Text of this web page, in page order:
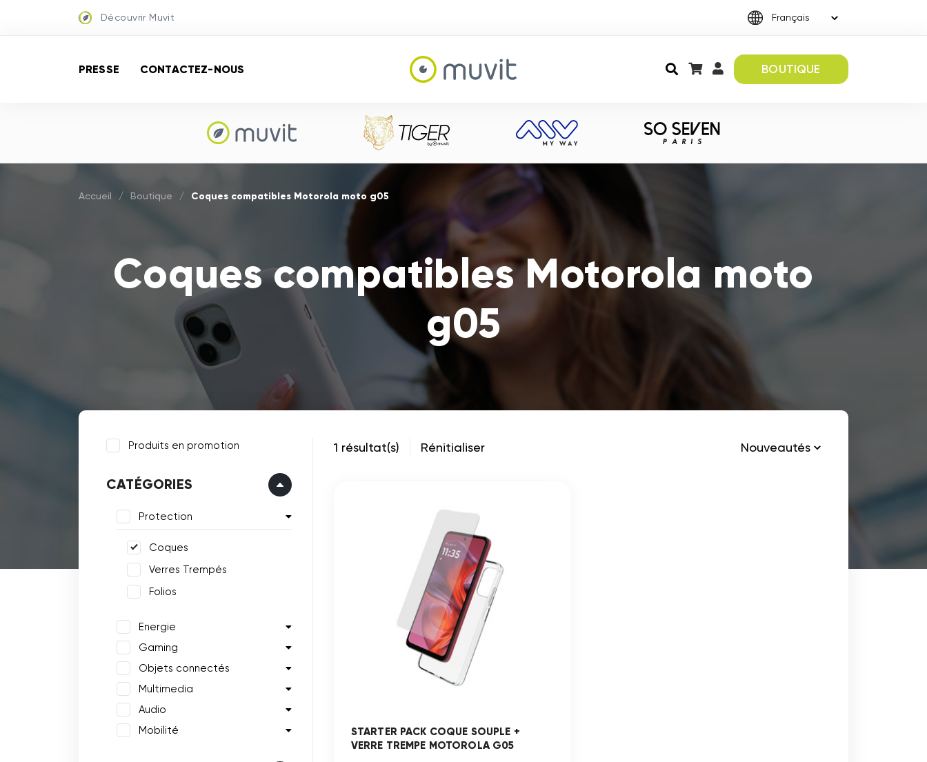
Découvrir Muvit
PRESSE CONTACTEZ-NOUS BOUTIQUE
Accueil / Boutique / Coques compatibles Motorola moto g05
Coques compatibles Motorola moto
g05
Produits en promotion
CATÉGORIES
Protection
Coques
Verres Trempés
Folios
Energie
Gaming
Objets connectés
Multimedia
Audio
Mobilité
1 résultat(s) Rénitialiser
STARTER PACK COQUE SOUPLE +
VERRE TREMPE MOTOROLA G05